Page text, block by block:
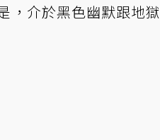
，介於黑色幽默跟地獄